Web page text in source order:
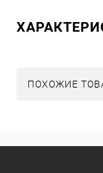
ПОХОЖИЕ